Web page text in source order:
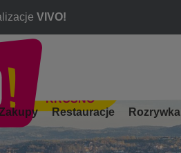
VIVO!
KROSNO
Restauracje Rozrywka
zakupy i ciekawą rozrywkę